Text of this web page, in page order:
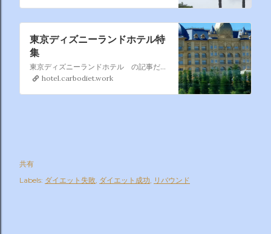
東京ディズニーランドホテル特
集
東京ディズニーランドホテル の記事だけ集めました。 東京ディズニーランドホテル は割と利用するので暫時記事を 追加していきますね。
hotel.carbodiet.work
共有
Labels: ダイエット失敗 ダイエット成功 リバウンド